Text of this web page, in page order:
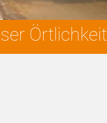
Örtlichkeit